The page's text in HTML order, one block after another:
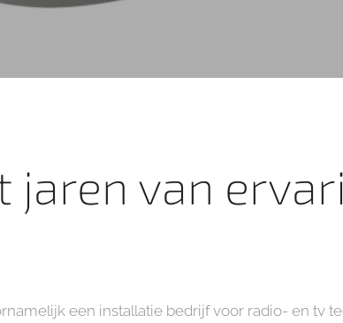
jaren van
een installatie bedrijf voor radio- en tv